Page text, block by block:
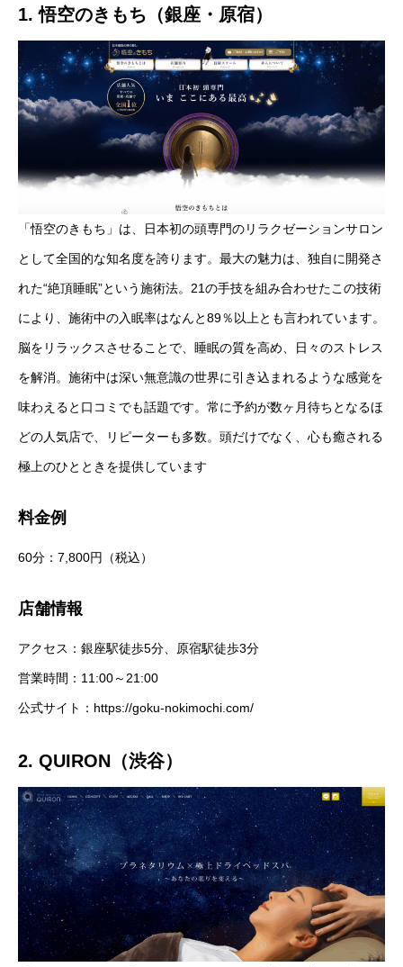
1. 悟空のきもち（銀座・原宿）
「悟空のきもち」は、日本初の頭専門のリラクゼーションサロン
として全国的な知名度を誇ります。最大の魅力は、独自に開発さ
れた“絶頂睡眠”という施術法。21の手技を組み合わせたこの技術
により、施術中の入眠率はなんと89％以上とも言われています。
脳をリラックスさせることで、睡眠の質を高め、日々のストレス
を解消。施術中は深い無意識の世界に引き込まれるような感覚を
味わえると口コミでも話題です。常に予約が数ヶ月待ちとなるほ
どの人気店で、リピーターも多数。頭だけでなく、心も癒される
極上のひとときを提供しています
料金例
60分：7,800円（税込）
店舗情報
アクセス：銀座駅徒歩5分、原宿駅徒歩3分
営業時間：11:00～21:00
公式サイト： https://goku-nokimochi.com/
2. QUIRON（渋谷）